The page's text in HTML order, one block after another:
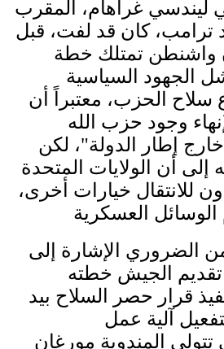
ليندسي غراهام، المقرب
ترامب، كان قد لفت، قبل
أن واشنطن تمتلك خطة
الجهود السياسية
سلاح الحزب، معتبراً أن
وجود حزب الله
إطار الدولة"، لكن
إلى أن الولايات المتحدة
للانتقال خيارات أخرى،
الضروري الإشارة إلى
تقديم الجيش خطته
قرار حصر السلاح بيد
آلية عمل
تتولى المندوبة مورغان